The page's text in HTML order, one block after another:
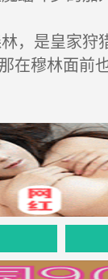
，是皇家狩
在穆林面前